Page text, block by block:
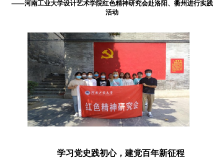
——河南工业大学设计艺术学院红色精神研究会赴洛阳、衢州进行实践
活动
学习党史践初心，建党百年新征程